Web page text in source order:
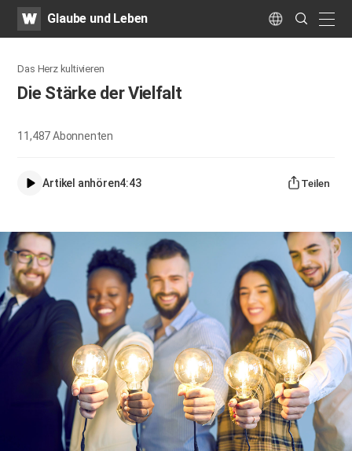
WATVGlaube und Leben Language
Search
Submit
Das Herz kultivieren
Die Stärke der Vielfalt
11,487Abonnenten
Artikel anhören4:43 Teilen